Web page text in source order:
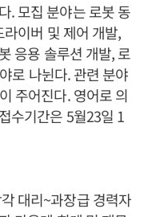
. 모집 분야는 로봇 동
이버 및 제어 개발,
응용 솔루션 개발, 로
로 나뉜다. 관련 분야
주어진다. 영어로 의
수기간은 5월23일 1
대리~과장급 경력자